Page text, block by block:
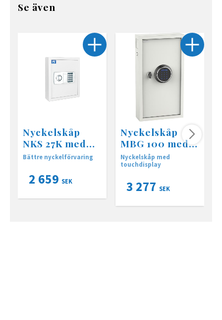
Se även
Nyckelskåp
NKS 27K med
kodlås
Bättre nyckelförvaring
2 659 SEK
Nyckelskåp
MBG 100 med
kodlås
Nyckelskåp med
touchdisplay
3 277 SEK